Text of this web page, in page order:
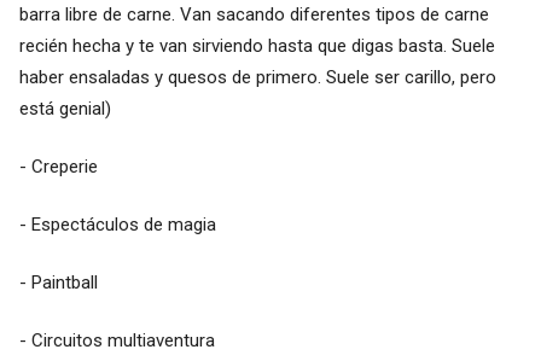
barra libre de carne. Van sacando diferentes tipos de carne
recién hecha y te van sirviendo hasta que digas basta. Suele
haber ensaladas y quesos de primero. Suele ser carillo, pero
está genial)
- Creperie
- Espectáculos de magia
- Paintball
- Circuitos multiaventura